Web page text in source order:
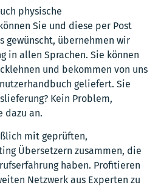
physische
Sie und diese per Post
gewünscht, übernehmen wir
in allen Sprachen. Sie können
und bekommen von uns
geliefert. Sie
Kein Problem,
dazu an.
mit geprüften,
Übersetzern zusammen, die
haben. Profitieren
Netzwerk aus Experten zu